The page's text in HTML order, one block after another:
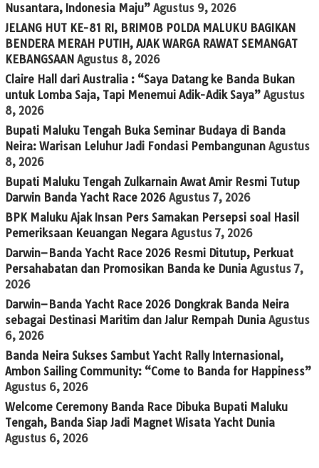
Nusantara, Indonesia Maju” Agustus 9, 2026
JELANG HUT KE-81 RI, BRIMOB POLDA MALUKU BAGIKAN
BENDERA MERAH PUTIH, AJAK WARGA RAWAT SEMANGAT
KEBANGSAAN Agustus 8, 2026
Claire Hall dari Australia : “Saya Datang ke Banda Bukan
untuk Lomba Saja, Tapi Menemui Adik-Adik Saya” Agustus
8, 2026
Bupati Maluku Tengah Buka Seminar Budaya di Banda
Neira: Warisan Leluhur Jadi Fondasi Pembangunan Agustus
8, 2026
Bupati Maluku Tengah Zulkarnain Awat Amir Resmi Tutup
Darwin Banda Yacht Race 2026 Agustus 7, 2026
BPK Maluku Ajak Insan Pers Samakan Persepsi soal Hasil
Pemeriksaan Keuangan Negara Agustus 7, 2026
Darwin–Banda Yacht Race 2026 Resmi Ditutup, Perkuat
Persahabatan dan Promosikan Banda ke Dunia Agustus 7,
2026
Darwin–Banda Yacht Race 2026 Dongkrak Banda Neira
sebagai Destinasi Maritim dan Jalur Rempah Dunia Agustus
6, 2026
Banda Neira Sukses Sambut Yacht Rally Internasional,
Ambon Sailing Community: “Come to Banda for Happiness”
Agustus 6, 2026
Welcome Ceremony Banda Race Dibuka Bupati Maluku
Tengah, Banda Siap Jadi Magnet Wisata Yacht Dunia
Agustus 6, 2026